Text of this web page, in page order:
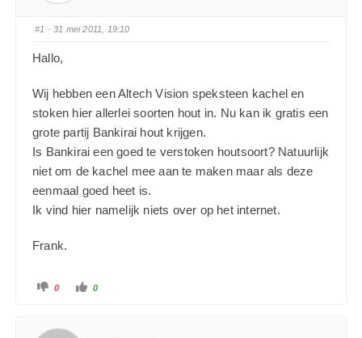
#1 · 31 mei 2011, 19:10
Hallo,
Wij hebben een Altech Vision speksteen kachel en
stoken hier allerlei soorten hout in. Nu kan ik gratis een
grote partij Bankirai hout krijgen.
Is Bankirai een goed te verstoken houtsoort? Natuurlijk
niet om de kachel mee aan te maken maar als deze
eenmaal goed heet is.
Ik vind hier namelijk niets over op het internet.
Frank.
0 0